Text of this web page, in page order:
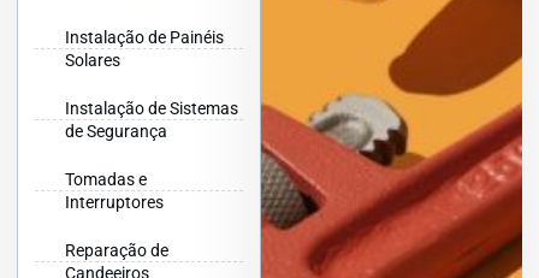
Instalação de Painéis
Solares
Instalação de Sistemas
de Segurança
Tomadas e
Interruptores
Reparação de
Candeeiros